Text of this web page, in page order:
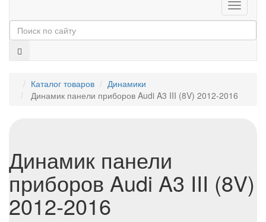
Меню
Каталог товаров
Динамики
Динамик панели приборов Audi A3 III (8V) 2012-2016
Динамик панели
приборов Audi A3 III (8V)
2012-2016